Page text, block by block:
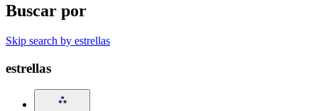
Buscar por
Skip search by estrellas
estrellas